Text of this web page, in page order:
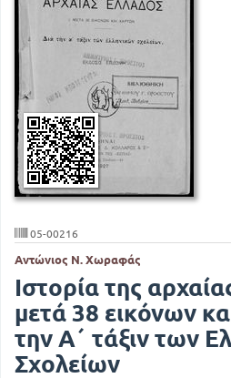
05-00216
Αντώνιος Ν. Χωραφάς
Ιστορία της
μετά 38 εικόνων
την Α΄ τάξιν των
Σχολείων